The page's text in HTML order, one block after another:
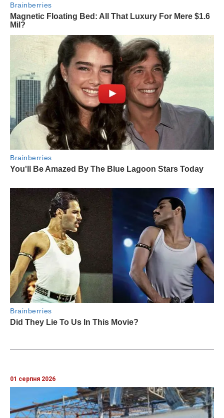
01 серпня 2026